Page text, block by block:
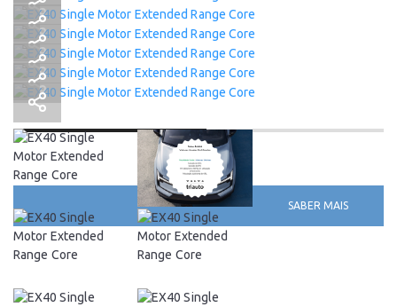
SABER MAIS